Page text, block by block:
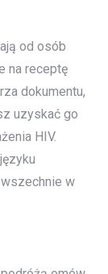
od osób
na receptę
dokumentu,
uzyskać go
HIV.
w